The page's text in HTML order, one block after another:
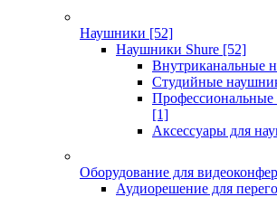
Наушники [52]
Наушники Shure [52]
Внутриканальные
Студийные
Профессиональные
[1]
Аксессуары для
Оборудование для
Аудиорешение для